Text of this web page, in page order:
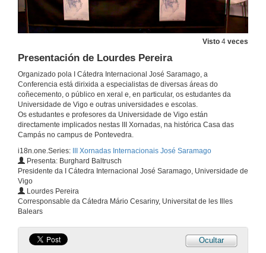
Visto 4 veces
Presentación de Lourdes Pereira
Organizado pola I Cátedra Internacional José Saramago, a
Conferencia está dirixida a especialistas de diversas áreas do
coñecemento, o público en xeral e, en particular, os estudantes da
Universidade de Vigo e outras universidades e escolas.
Os estudantes e profesores da Universidade de Vigo están
directamente implicados nestas III Xornadas, na histórica Casa das
Campás no campus de Pontevedra.
i18n.one.Series:
III Xornadas Internacionais José Saramago
Presenta: Burghard Baltrusch
Presidente da I Cátedra Internacional José Saramago, Universidade de
Vigo
Lourdes Pereira
Corresponsable da Cátedra Mário Cesariny, Universitat de les Illes
Balears
Ocultar
4 de dec. de 2018
Lectura crítica de La balsa de piedra en el contexto sociopolítico actual del Estado Autonómico
4 de dec. de 2018
Intervención de Pablo Loureiro
4 de dec. de 2018
Intervención de Lorena Durán
4 de dec. de 2018
Intervención de: Hugo García y Alejandro Virgós
Lectura crítica de "La balsa de piedra" no contexto sociopolítico actual do Estado Autonómico